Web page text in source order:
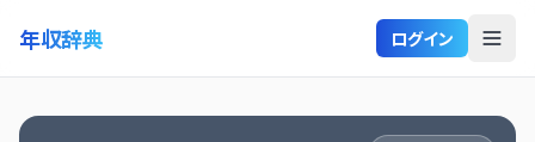
年収辞典 ログイン